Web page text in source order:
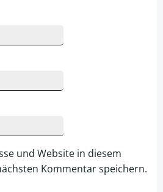
und Website in diesem
Kommentar speichern.